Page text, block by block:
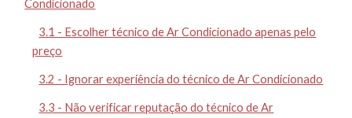
Condicionado
3.1 - Escolher técnico de Ar Condicionado apenas pelo
preço
3.2 - Ignorar experiência do técnico de Ar Condicionado
3.3 - Não verificar reputação do técnico de Ar